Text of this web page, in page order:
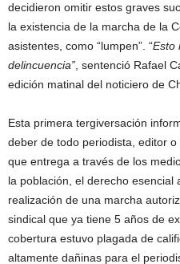
decidieron omitir estos graves
la existencia de la marcha de la
asistentes, como “lumpen”. “Esto
delincuencia” , sentenció Rafael
edición matinal del noticiero de
Esta primera tergiversación
deber de todo periodista, editor
que entrega a través de los
la población, el derecho esencial
realización de una marcha
sindical que ya tiene 5 años de
cobertura estuvo plagada de
altamente dañinas para el